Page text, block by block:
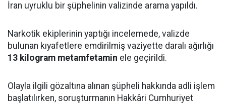
İran uyruklu bir şüphelinin valizinde arama yapıldı.
Narkotik ekiplerinin yaptığı incelemede, valizde
bulunan kıyafetlere emdirilmiş vaziyette daralı ağırlığı
13 kilogram metamfetamin ele geçirildi.
Olayla ilgili gözaltına alınan şüpheli hakkında adli işlem
başlatılırken, soruşturmanın Hakkâri Cumhuriyet